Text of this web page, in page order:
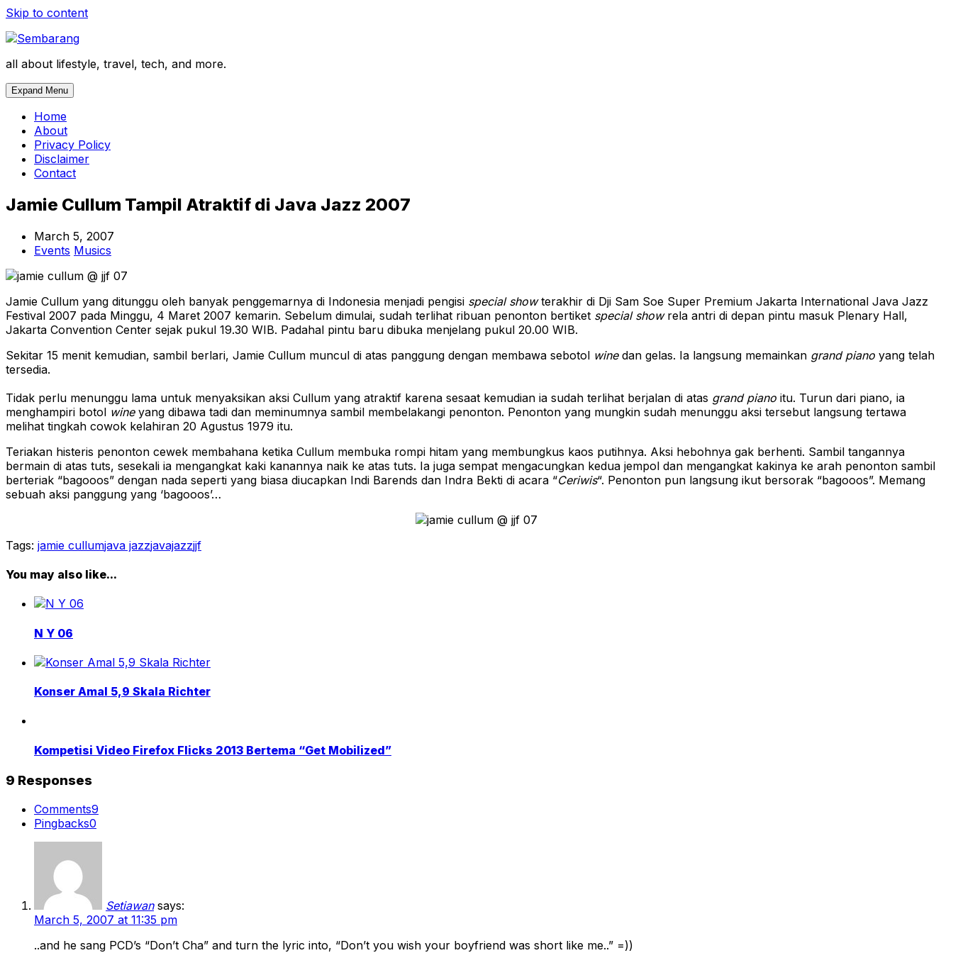
Skip to content
all about lifestyle, travel, tech, and more.
Expand Menu
Home
About
Privacy Policy
Disclaimer
Contact
Jamie Cullum Tampil Atraktif di Java Jazz 2007
March 5, 2007
Events Musics
Jamie Cullum yang ditunggu oleh banyak penggemarnya di Indonesia menjadi pengisi special showterakhir di Dji Sam Soe Super Premium Jakarta International Java Jazz
Festival 2007 pada Minggu, 4 Maret 2007 kemarin. Sebelum dimulai, sudah terlihat ribuan penonton bertiket special showrela antri di depan pintu masuk Plenary Hall,
Jakarta Convention Center sejak pukul 19.30 WIB. Padahal pintu baru dibuka menjelang pukul 20.00 WIB.
Sekitar 15 menit kemudian, sambil berlari, Jamie Cullum muncul di atas panggung dengan membawa sebotol winedan gelas. Ia langsung memainkan grand piano yang telah
tersedia.
Tidak perlu menunggu lama untuk menyaksikan aksi Cullum yang atraktif karena sesaat kemudian ia sudah terlihat berjalan di atas grand piano itu. Turun dari piano, ia
menghampiri botol wineyang dibawa tadi dan meminumnya sambil membelakangi penonton. Penonton yang mungkin sudah menunggu aksi tersebut langsung tertawa
melihat tingkah cowok kelahiran 20 Agustus 1979 itu.
Teriakan histeris penonton cewek membahana ketika Cullum membuka rompi hitam yang membungkus kaos putihnya. Aksi hebohnya gak berhenti. Sambil tangannya
bermain di atas tuts, sesekali ia mengangkat kaki kanannya naik ke atas tuts. Ia juga sempat mengacungkan kedua jempol dan mengangkat kakinya ke arah penonton sambil
berteriak “bagooos” dengan nada seperti yang biasa diucapkan Indi Barends dan Indra Bekti di acara “Ceriwis“. Penonton pun langsung ikut bersorak “bagooos”. Memang
sebuah aksi panggung yang ‘bagooos’…
Tags: jamie cullumjava jazzjavajazzjjf
You may also like...
N Y 06
Konser Amal 5,9 Skala Richter
Kompetisi Video Firefox Flicks 2013 Bertema “Get Mobilized”
9 Responses
Comments9
Pingbacks0
Setiawan says:
March 5, 2007 at 11:35 pm
..and he sang PCD’s “Don’t Cha” and turn the lyric into, “Don’t you wish your boyfriend was short like me..” =))